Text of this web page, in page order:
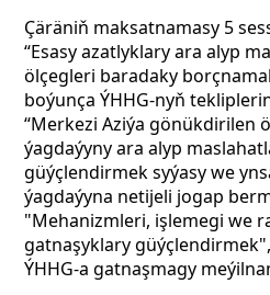
Çäräniň maksatnamasy 5
“Esasy azatlyklary ara alyp
ölçegleri baradaky
boýunça ÝHHG-nyň
“Merkezi Aziýa gönükdirilen
ýagdaýyny ara alyp
güýçlendirmek syýasy we
ýagdaýyna netijeli jogap
"Mehanizmleri, işlemegi we
gatnaşyklary
ÝHHG-a gatnaşmagy